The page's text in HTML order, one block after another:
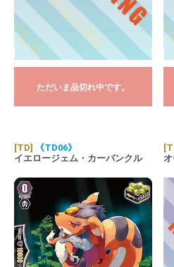
ただいま品切れ中です。
[TD]
《TD06》
イエロージェム・カーバンクル